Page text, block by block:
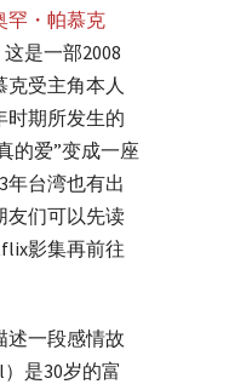
罕・帕慕克
是一部2008
克受主角本人
时期所发生的
的爱”变成一座
年台湾也有出
友们可以先读
影集再前往
述一段感情故
是30岁的富